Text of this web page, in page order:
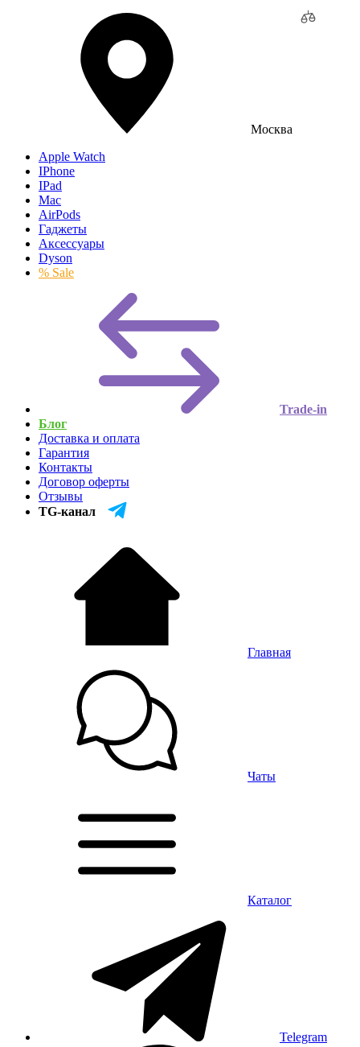
Москва
Apple Watch
IPhone
IPad
Mac
AirPods
Гаджеты
Аксессуары
Dyson
% Sale
Trade-in
Блог
Доставка и оплата
Гарантия
Контакты
Договор оферты
Отзывы
TG-канал
Главная
Чаты
Каталог
Telegram